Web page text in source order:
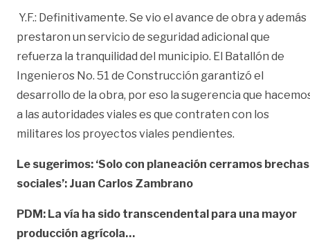
Y.F.: Definitivamente. Se vio el avance de obra y además
prestaron un servicio de seguridad adicional que
refuerza la tranquilidad del municipio. El Batallón de
Ingenieros No. 51 de Construcción garantizó el
desarrollo de la obra, por eso la sugerencia que
a las autoridades viales es que contraten con los
militares los proyectos viales pendientes.
Le sugerimos: ‘Solo con planeación cerramos brechas
sociales’: Juan Carlos Zambrano
PDM: La vía ha sido transcendental para una mayor
producción agrícola…